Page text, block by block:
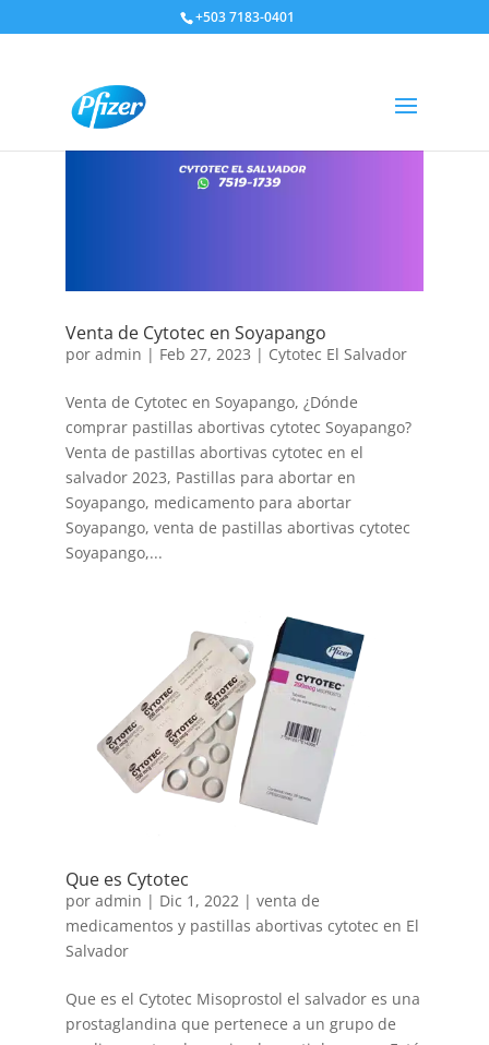
+503 7183-0401
Venta de Cytotec en Soyapango
por admin | Feb 27, 2023 | Cytotec El Salvador
Venta de Cytotec en Soyapango, ¿Dónde
comprar pastillas abortivas cytotec Soyapango?
Venta de pastillas abortivas cytotec en el
salvador 2023, Pastillas para abortar en
Soyapango, medicamento para abortar
Soyapango, venta de pastillas abortivas cytotec
Soyapango,...
Que es Cytotec
por admin | Dic 1, 2022| venta de
medicamentos y pastillas abortivas cytotec en El
Salvador
Que es el Cytotec Misoprostol el salvador es una
prostaglandina que pertenece a un grupo de